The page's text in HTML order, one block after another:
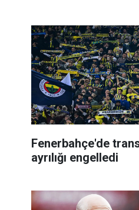
Fenerbahçe'de
ayrılığı engelledi